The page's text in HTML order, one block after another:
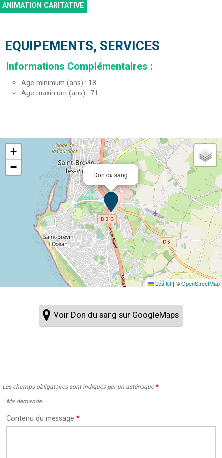
ANIMATION CARITATIVE
EQUIPEMENTS, SERVICES
Informations Complémentaires :
Age minimum (ans) 18
Age maximum (ans) 71
Don du sang
+
−
Leaflet|©OpenStreetMap
Voir Don du sang sur GoogleMaps
Les champs obligatoires sont indiqués par un astérisque *
Ma demande
Contenu du message *